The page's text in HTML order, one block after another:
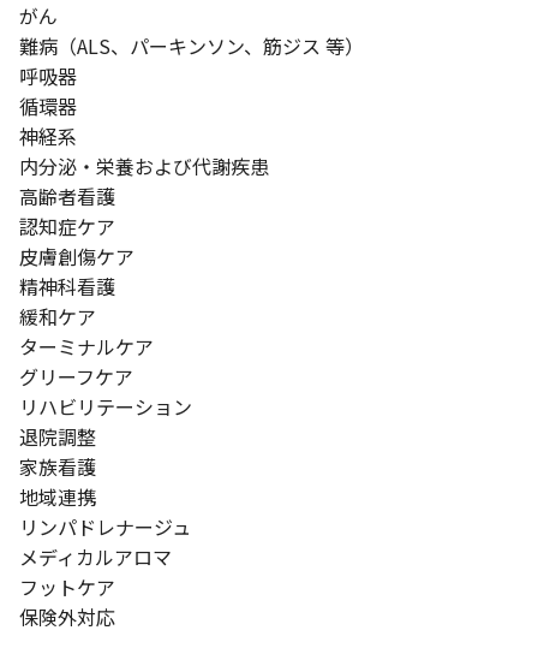
がん
難病（ALS、パーキンソン、筋ジス 等）
呼吸器
循環器
神経系
内分泌・栄養および代謝疾患
高齢者看護
認知症ケア
皮膚創傷ケア
精神科看護
緩和ケア
ターミナルケア
グリーフケア
リハビリテーション
退院調整
家族看護
地域連携
リンパドレナージュ
メディカルアロマ
フットケア
保険外対応